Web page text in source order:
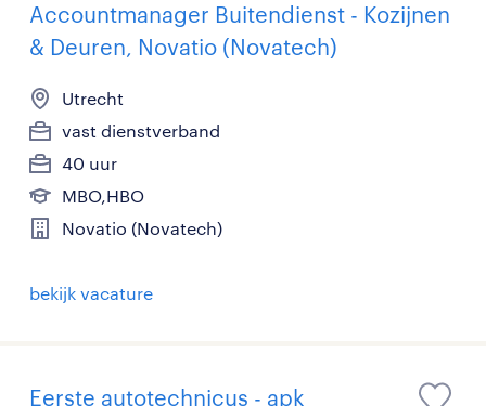
Accountmanager Buitendienst - Kozijnen
& Deuren, Novatio (Novatech)
Utrecht
vast dienstverband
40 uur
MBO,HBO
Novatio (Novatech)
bekijk vacature
Eerste autotechnicus - apk